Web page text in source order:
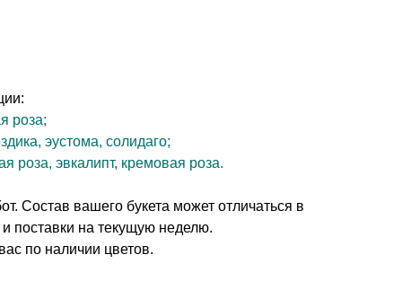
роза;
эустома, солидаго;
роза, эвкалипт, кремовая роза.
Состав вашего букета может отличаться в
поставки на текущую неделю.
по наличии цветов.